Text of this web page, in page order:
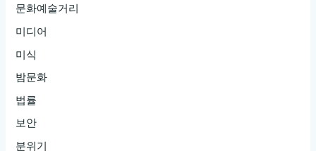
문화예술거리
미디어
미식
밤문화
법률
보안
분위기